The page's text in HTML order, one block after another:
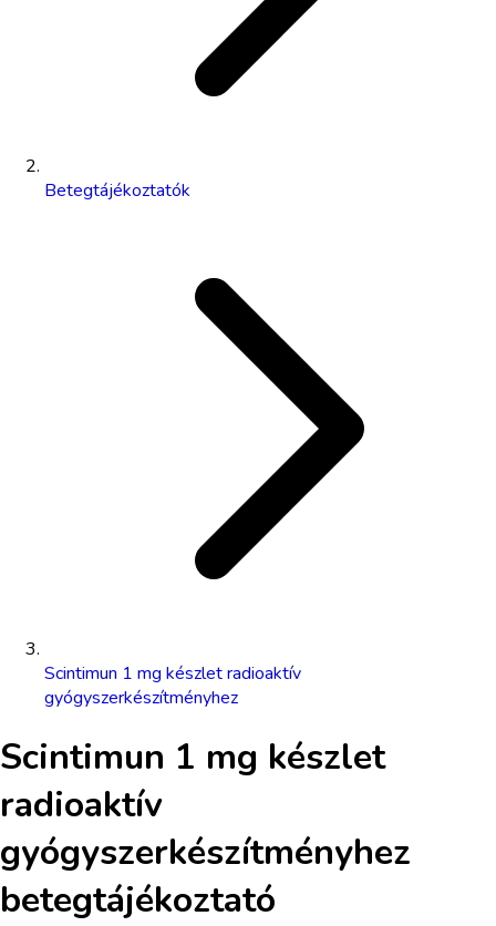
Betegtájékoztatók
Scintimun 1 mg készlet radioaktív
gyógyszerkészítményhez
Scintimun 1 mg készlet
radioaktív
gyógyszerkészítményhez
betegtájékoztató